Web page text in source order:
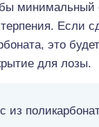
бы минимальный
Если
это
для лозы.
из